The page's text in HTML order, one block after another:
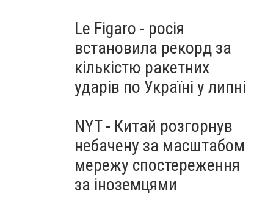
Le Figaro - росія
встановила рекорд за
кількістю ракетних
ударів по Україні у липні
NYT - Китай розгорнув
небачену за масштабом
мережу спостереження
за іноземцями